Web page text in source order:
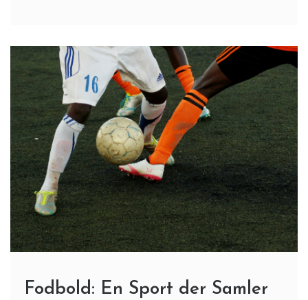
Fodbold: En Sport der Samler